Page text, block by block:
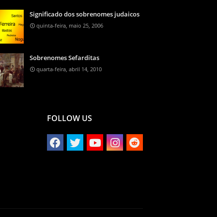
Significado dos sobrenomes judaicos
quinta-feira, maio 25, 2006
Sobrenomes Sefarditas
quarta-feira, abril 14, 2010
FOLLOW US